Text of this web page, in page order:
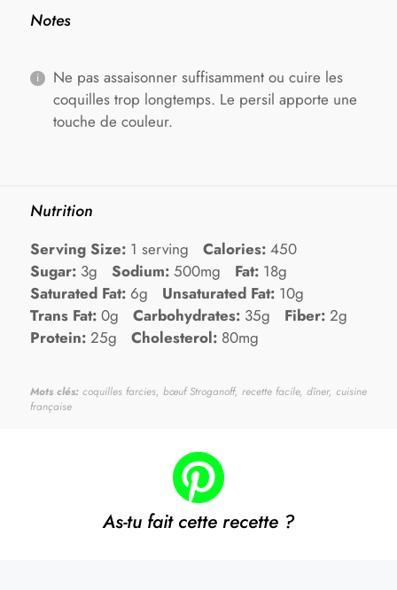
Notes
Ne pas assaisonner suffisamment ou cuire les
coquilles trop longtemps. Le persil apporte une
touche de couleur.
Nutrition
Serving Size: 1 serving Calories: 450
Sugar: 3g Sodium: 500mg Fat: 18g
Saturated Fat: 6g Unsaturated Fat: 10g
Trans Fat: 0g Carbohydrates: 35g Fiber: 2g
Protein: 25g Cholesterol: 80mg
Mots clés: coquilles farcies, bœuf Stroganoff, recette facile, dîner, cuisine
française
As-tu fait cette recette ?